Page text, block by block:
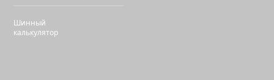
Шинный
калькулятор